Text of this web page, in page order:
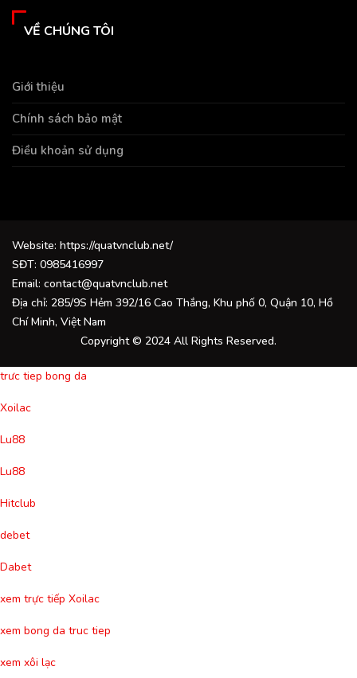
VỀ CHÚNG TÔI
Giới thiệu
Chính sách bảo mật
Điều khoản sử dụng
Website: https://quatvnclub.net/
SĐT: 0985416997
Email: contact@quatvnclub.net
Địa chỉ: 285/9S Hẻm 392/16 Cao Thắng, Khu phố 0, Quận 10, Hồ
Chí Minh, Việt Nam
Copyright © 2024 All Rights Reserved.
trưc tiep bong da
Xoilac
Lu88
Lu88
Hitclub
debet
Dabet
xem trực tiếp Xoilac
xem bong da truc tiep
xem xôi lạc